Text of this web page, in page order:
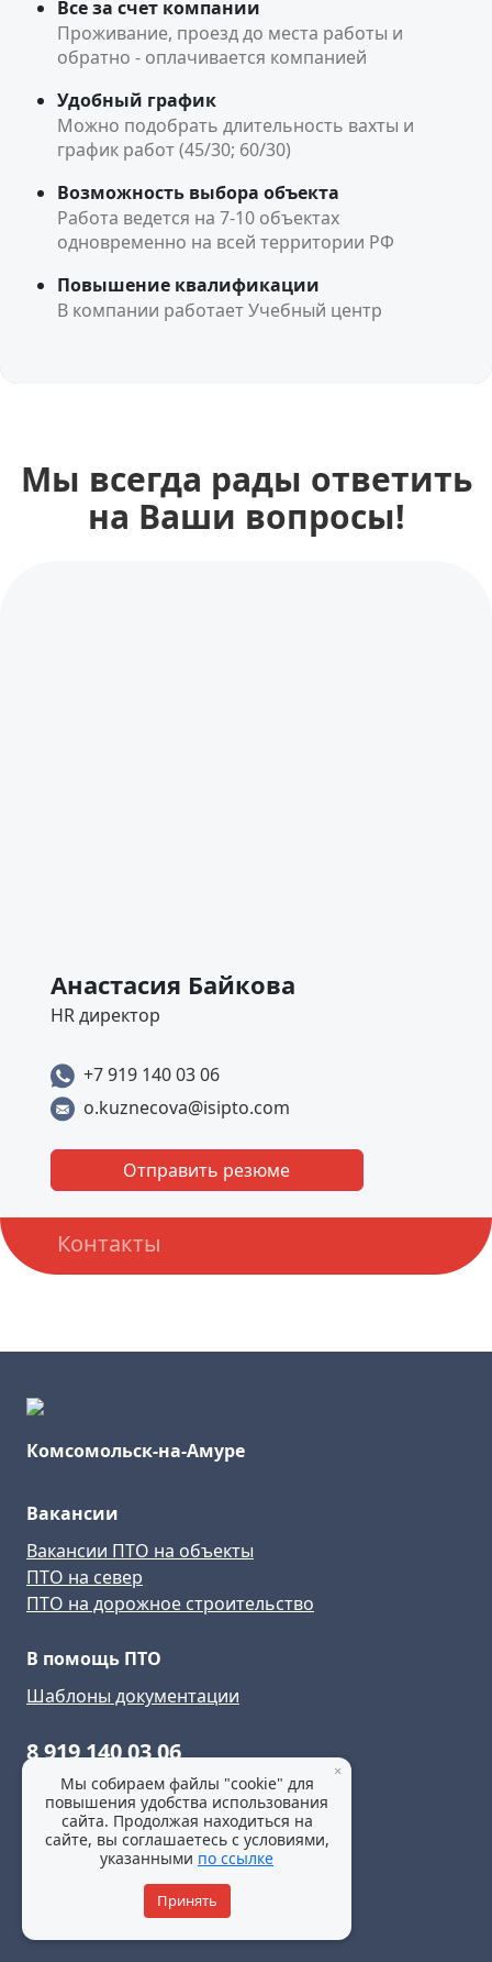
Все за счет компании
Проживание, проезд до места работы и
обратно - оплачивается компанией
Удобный график
Можно подобрать длительность вахты и
график работ (45/30; 60/30)
Возможность выбора объекта
Работа ведется на 7-10 объектах
одновременно на всей территории РФ
Повышение квалификации
В компании работает Учебный центр
Мы всегда рады ответить
на Ваши вопросы!
Анастасия Байкова
HR директор
+7 919 140 03 06
o.kuznecova@isipto.com
Отправить резюме
Контакты
Комсомольск-на-Амуре
Вакансии
Вакансии ПТО на объекты
ПТО на север
ПТО на дорожное строительство
В помощь ПТО
Шаблоны документации
8 919 140 03 06
koms-na-amure@pto-rabota.ru
Политика конфиденциальности
© 2025 все права защищены
×
Мы собираем файлы "cookie" для
повышения удобства использования
сайта. Продолжая находиться на
сайте, вы соглашаетесь с условиями,
указанными по ссылке
Принять